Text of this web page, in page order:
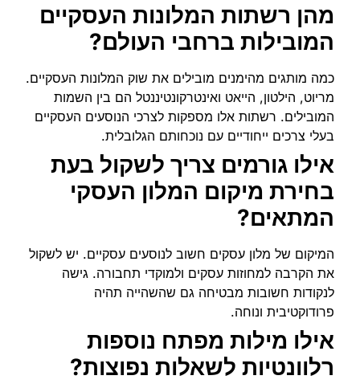
מהן רשתות המלונות העסקיים
המובילות ברחבי העולם?
כמה מותגים מהימנים מובילים את שוק המלונות העסקיים.
מריוט, הילטון, הייאט ואינטרקונטיננטל הם בין השמות
המובילים. רשתות אלו מספקות לצרכי הנוסעים העסקיים
בעלי צרכים ייחודיים עם נוכחותם הגלובלית.
אילו גורמים צריך לשקול בעת
בחירת מיקום המלון העסקי
המתאים?
המיקום של מלון עסקים חשוב לנוסעים עסקיים. יש לשקול
את הקרבה למחוזות עסקים ולמוקדי תחבורה. גישה
לנקודות חשובות מבטיחה גם שהשהייה תהיה
פרודוקטיבית ונוחה.
אילו מילות מפתח נוספות
רלוונטיות לשאלות נפוצות?